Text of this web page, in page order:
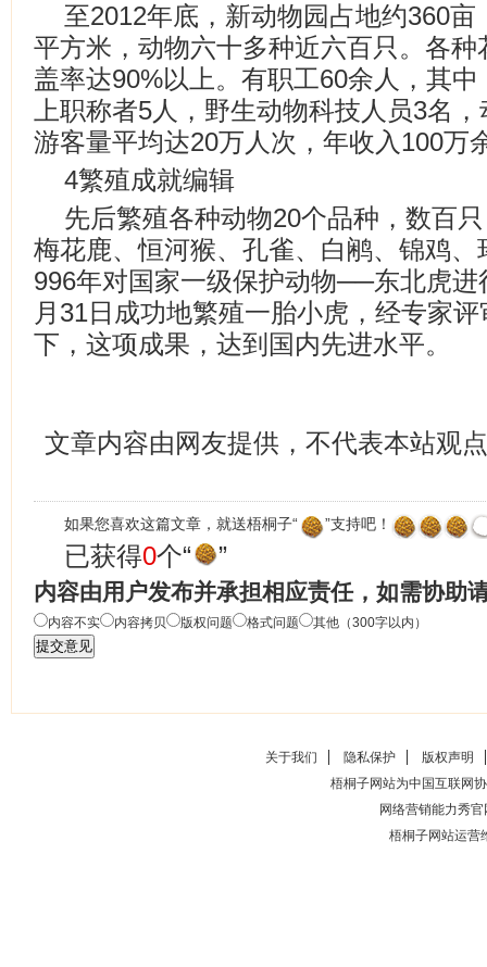
至2012年底，新动物园占地约360
平方米，动物六十多种近六百只。各
盖率达90%以上。有职工60余人，其
上职称者5人，野生动物科技人员3名
游客量平均达20万人次，年收入100万
4繁殖成就编辑
先后繁殖各种动物20个品种，数百
梅花鹿、恒河猴、孔雀、白鹇、锦鸡
996年对国家一级保护动物──东北虎进
月31日成功地繁殖一胎小虎，经专家
下，这项成果，达到国内先进水平。
文章内容由网友提供，不代表本站观点
如果您喜欢这篇文章，就送梧桐子“ ”支持吧！
已获得0个“ ”
内容由用户发布并承担相应责任，如需协助
内容不实 内容拷贝 版权问题 格式问题 其他（300字以内）
关于我们 隐私保护
版权声明
梧桐子网站为中国互联网
网络营销能力秀官
梧桐子网站运营